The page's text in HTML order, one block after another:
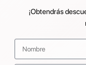
¡Obtendrás